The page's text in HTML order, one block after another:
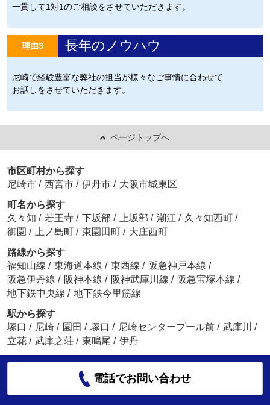
一貫して1対1のご相談をさせていただきます。
理由3 長年のノウハウ
尼崎で経験豊富な弊社の担当が様々なご事情に合わせて
お話しをさせていただきます。
ページトップへ
市区町村から探す
尼崎市 / 西宮市 / 伊丹市 / 大阪市城東区
町名から探す
久々知 / 若王寺 / 下坂部 / 上坂部 / 潮江 / 久々知西町 /
御園 / 上ノ島町 / 東園田町 / 大庄西町
路線から探す
福知山線 / 東海道本線 / 東西線 / 阪急神戸本線 /
阪急伊丹線 / 阪神本線 / 阪神武庫川線 / 阪急宝塚本線 /
地下鉄中央線 / 地下鉄今里筋線
駅から探す
塚口 / 尼崎 / 園田 / 塚口 / 尼崎センタープール前 / 武庫川
/
立花 / 武庫之荘 / 東鳴尾 / 伊丹
電話でお問い合わせ